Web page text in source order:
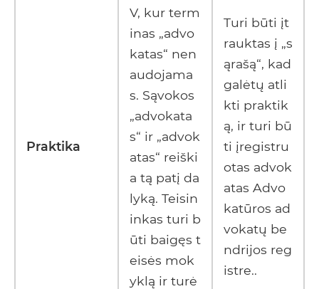
Praktika
V, kur term
inas „advo
katas“ nen
audojama
s. Sąvokos
„advokata
s“ ir „advok
atas“ reiški
a tą patį da
lyką. Teisin
inkas turi b
ūti baigęs t
eisės mok
yklą ir turė
Turi būti įt
rauktas į „s
ąrašą“, kad
galėtų atli
kti praktik
ą, ir turi bū
ti įregistru
otas advok
atas Advo
katūros ad
vokatų be
ndrijos reg
istre..